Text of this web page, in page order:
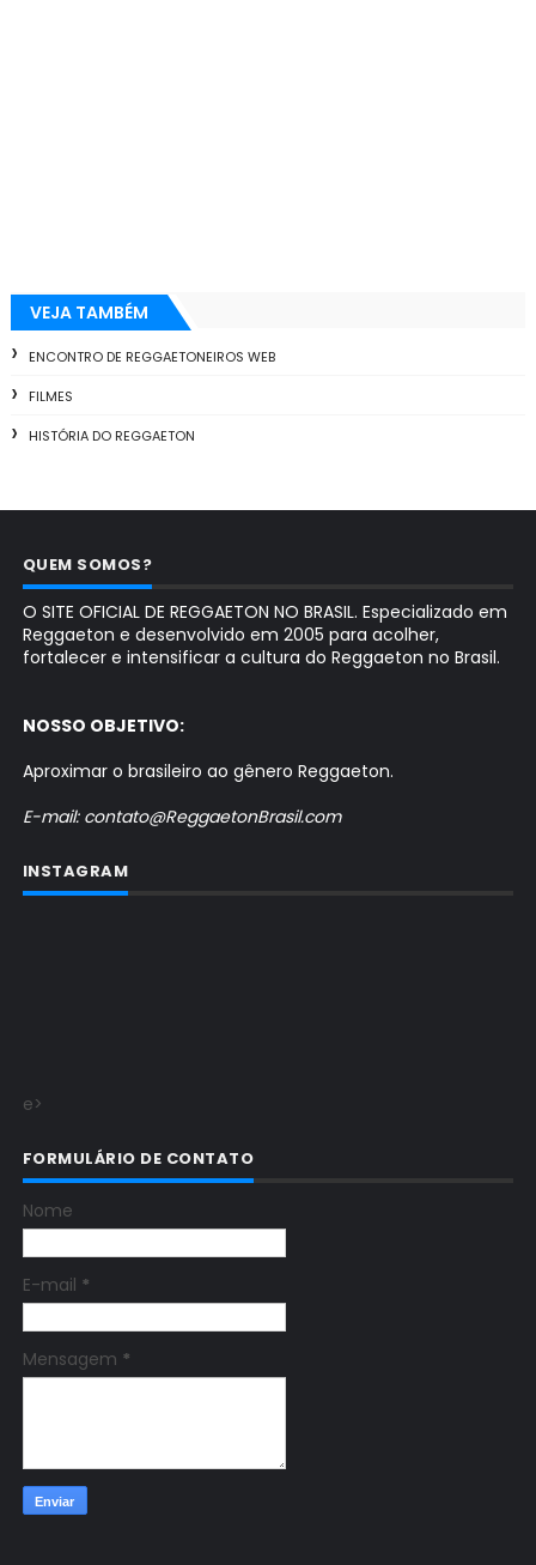
VEJA TAMBÉM
ENCONTRO DE REGGAETONEIROS WEB
FILMES
HISTÓRIA DO REGGAETON
QUEM SOMOS?
O SITE OFICIAL DE REGGAETON NO BRASIL. Especializado em
Reggaeton e desenvolvido em 2005 para acolher,
fortalecer e intensificar a cultura do Reggaeton no Brasil.
NOSSO OBJETIVO:
Aproximar o brasileiro ao gênero Reggaeton.
E-mail: contato@ReggaetonBrasil.com
INSTAGRAM
e>
FORMULÁRIO DE CONTATO
Nome
E-mail *
Mensagem *